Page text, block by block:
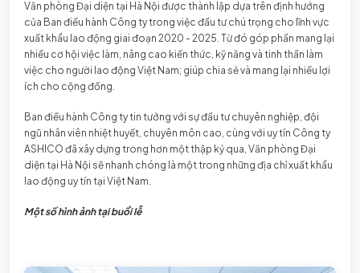
Văn phòng Đại diện tại Hà Nội được thành lập dựa trên định hướng
của Ban điều hành Công ty trong việc đầu tư chú trọng cho lĩnh vực
xuất khẩu lao động giai đoạn 2020 - 2025. Từ đó góp phần mang lại
nhiều cơ hội việc làm, nâng cao kiến thức, kỹ năng và tinh thần làm
việc cho người lao động Việt Nam; giúp chia sẻ và mang lại nhiều lợi
ích cho cộng đồng.
Ban điều hành Công ty tin tưởng với sự đầu tư chuyên nghiệp, đội
ngũ nhân viên nhiệt huyết, chuyên môn cao, cùng với uy tín Công ty
ASHICO đã xây dựng trong hơn một thập kỷ qua, Văn phòng Đại
diện tại Hà Nội sẽ nhanh chóng là một trong những địa chỉ xuất khẩu
lao động uy tín tại Việt Nam.
Một số hình ảnh tại buổi lễ